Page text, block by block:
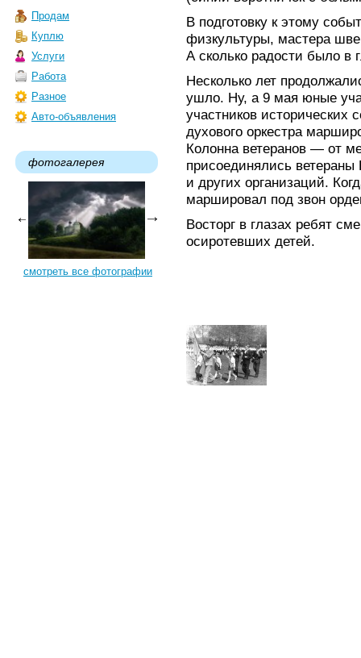
Продам
Куплю
Услуги
Работа
Разное
Авто-объявления
фотогалерея
смотреть все фотографии
В подготовку к этому
физкультуры, мастера
А сколько радости было в
Несколько лет
ушло. Ну, а 9 мая юные
участников исторических
духового оркестра
Колонна ветеранов — от
присоединялись
и других организаций.
маршировал под звон
Восторг в глазах ребят
осиротевших детей.